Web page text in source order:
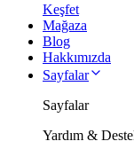
Keşfet
Mağaza
Blog
Hakkımızda
Sayfalar
Sayfalar
Yardım &